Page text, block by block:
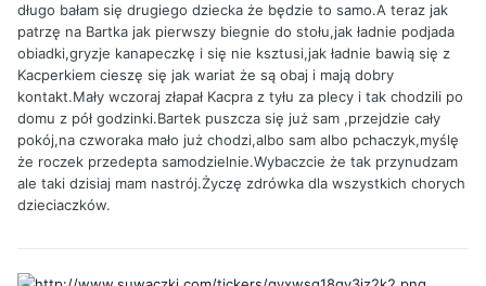
długo bałam się drugiego dziecka że będzie to samo.A teraz jak
patrzę na Bartka jak pierwszy biegnie do stołu,jak ładnie podjada
obiadki,gryzje kanapeczkę i się nie ksztusi,jak ładnie bawią się z
Kacperkiem cieszę się jak wariat że są obaj i mają dobry
kontakt.Mały wczoraj złapał Kacpra z tyłu za plecy i tak chodzili po
domu z pół godzinki.Bartek puszcza się już sam ,przejdzie cały
pokój,na czworaka mało już chodzi,albo sam albo pchaczyk,myślę
że roczek przedepta samodzielnie.Wybaczcie że tak przynudzam
ale taki dzisiaj mam nastrój.Życzę zdrówka dla wszystkich chorych
dzieciaczków.